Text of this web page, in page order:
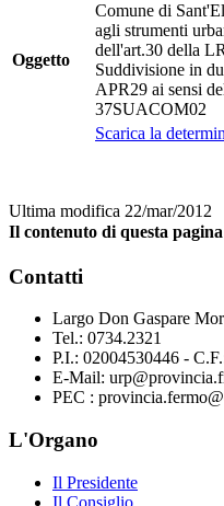
Oggetto
Comune di
agli strumenti
dell'art.30 della
Suddivisione in
APR29 ai sensi
37SUACOM02
Scarica la
Ultima modifica 22/mar/2012
Il contenuto di questa
Contatti
Largo Don Gaspare
Tel.: 0734.2321
P.I.: 02004530446 -
E-Mail:
PEC :
L'Organo
Il Presidente
Il Consiglio